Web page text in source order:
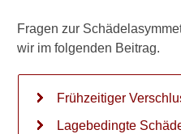
Fragen zur
wir im folgenden Beitrag.
Frühzeitiger
Lagebedingte
Wunder Po und
Blähungen beim
Anzeichen für